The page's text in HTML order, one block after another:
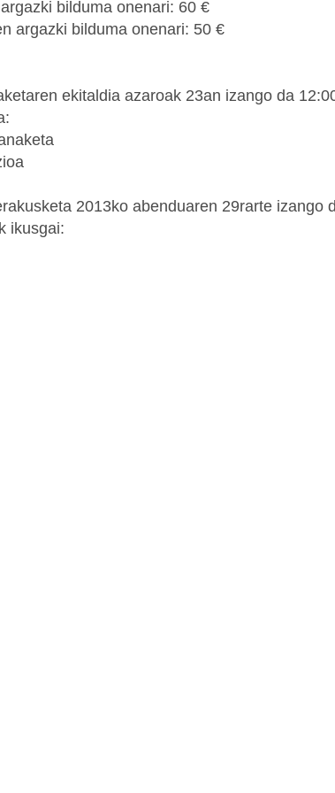
bilduma onenari: 60 €
argazki bilduma onenari: 50 €
ekitaldia azaroak 23an izango da
2013ko abenduaren 29rarte izango
ikusgai: